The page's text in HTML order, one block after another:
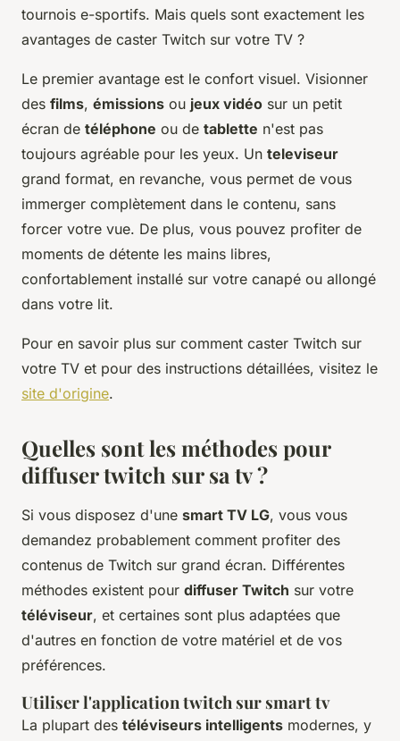
tournois e-sportifs. Mais quels sont exactement les
avantages de caster Twitch sur votre TV ?
Le premier avantage est le confort visuel. Visionner
des films, émissions ou jeux vidéo sur un petit
écran de téléphone ou de tablette n'est pas
toujours agréable pour les yeux. Un televiseur
grand format, en revanche, vous permet de vous
immerger complètement dans le contenu, sans
forcer votre vue. De plus, vous pouvez profiter de
moments de détente les mains libres,
confortablement installé sur votre canapé ou allongé
dans votre lit.
Pour en savoir plus sur comment caster Twitch sur
votre TV et pour des instructions détaillées, visitez le
site d'origine.
Quelles sont les méthodes pour
diffuser twitch sur sa tv ?
Si vous disposez d'une smart TV LG, vous vous
demandez probablement comment profiter des
contenus de Twitch sur grand écran. Différentes
méthodes existent pour diffuser Twitch sur votre
téléviseur, et certaines sont plus adaptées que
d'autres en fonction de votre matériel et de vos
préférences.
Utiliser l'application twitch sur smart tv
La plupart des téléviseurs intelligents modernes, y